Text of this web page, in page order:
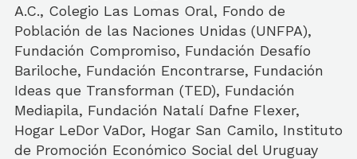
A.C., Colegio Las Lomas Oral, Fondo de
Población de las Naciones Unidas (UNFPA),
Fundación Compromiso, Fundación Desafío
Bariloche, Fundación Encontrarse, Fundación
Ideas que Transforman (TED), Fundación
Mediapila, Fundación Natalí Dafne Flexer,
Hogar LeDor VaDor, Hogar San Camilo, Instituto
de Promoción Económico Social del Uruguay